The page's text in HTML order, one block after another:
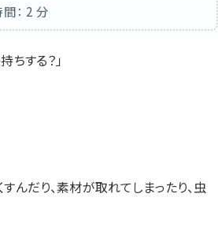
： 2 分
ちする？」
んだり、素材が取れてしまったり、虫